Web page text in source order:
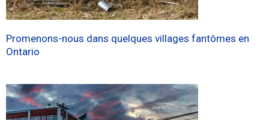
Promenons-nous dans quelques villages fantômes en
Ontario